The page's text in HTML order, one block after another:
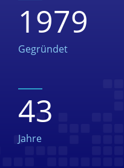
1979
Gegründet
43
Jahre